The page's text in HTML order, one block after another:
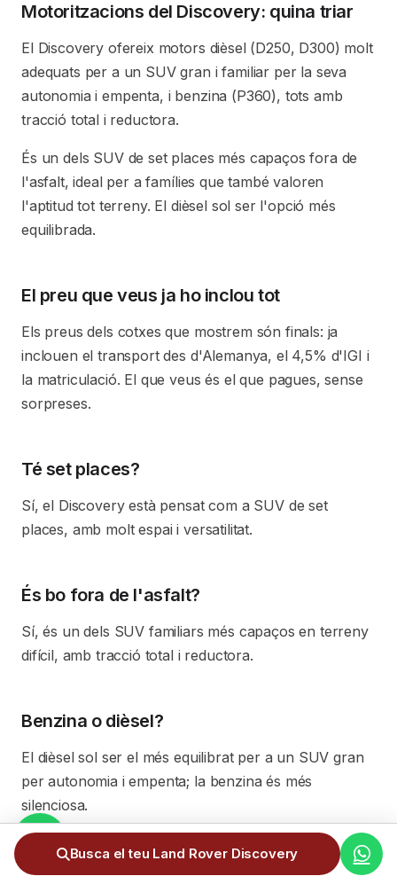
Motoritzacions del Discovery: quina triar
El Discovery ofereix motors dièsel (D250, D300) molt
adequats per a un SUV gran i familiar per la seva
autonomia i empenta, i benzina (P360), tots amb
tracció total i reductora.
És un dels SUV de set places més capaços fora de
l'asfalt, ideal per a famílies que també valoren
l'aptitud tot terreny. El dièsel sol ser l'opció més
equilibrada.
El preu que veus ja ho inclou tot
Els preus dels cotxes que mostrem són finals: ja
inclouen el transport des d'Alemanya, el 4,5% d'IGI i
la matriculació. El que veus és el que pagues, sense
sorpreses.
Té set places?
Sí, el Discovery està pensat com a SUV de set
places, amb molt espai i versatilitat.
És bo fora de l'asfalt?
Sí, és un dels SUV familiars més capaços en terreny
difícil, amb tracció total i reductora.
Benzina o dièsel?
El dièsel sol ser el més equilibrat per a un SUV gran
per autonomia i empenta; la benzina és més
silenciosa.
El preu inclou totes les despeses?
Busca el teu Land Rover Discovery